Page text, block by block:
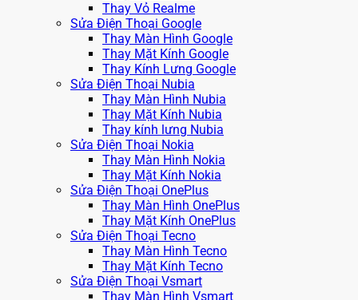
Thay Vỏ Realme
Sửa Điện Thoại Google
Thay Màn Hình Google
Thay Mặt Kính Google
Thay Kính Lưng Google
Sửa Điện Thoại Nubia
Thay Màn Hình Nubia
Thay Mặt Kính Nubia
Thay kính lưng Nubia
Sửa Điện Thoại Nokia
Thay Màn Hình Nokia
Thay Mặt Kính Nokia
Sửa Điện Thoại OnePlus
Thay Màn Hình OnePlus
Thay Mặt Kính OnePlus
Sửa Điện Thoại Tecno
Thay Màn Hình Tecno
Thay Mặt Kính Tecno
Sửa Điện Thoại Vsmart
Thay Màn Hình Vsmart